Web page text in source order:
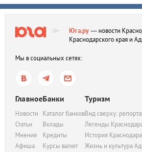
18+ Юга.ру— новости
Краснодарского края и
Мы в социальных сетях:
Главное
Новости
Статьи
Мнения
Афиша
Банки
Каталог банков
Вклады
Кредиты
Курсы валют
Туризм
Вид сверху:
Легенды
История Краснодара
Жизнь и культура